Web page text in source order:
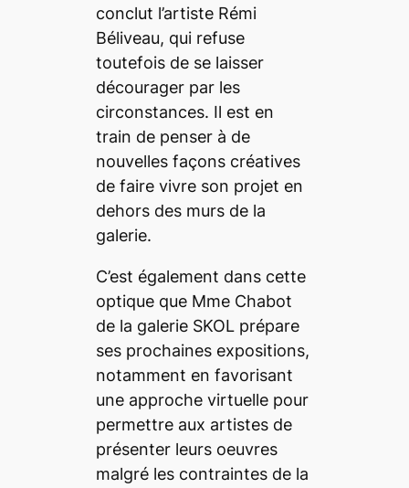
conclut l’artiste Rémi
Béliveau, qui refuse
toutefois de se laisser
décourager par les
circonstances. Il est en
train de penser à de
nouvelles façons créatives
de faire vivre son projet en
dehors des murs de la
galerie.
C’est également dans cette
optique que Mme Chabot
de la galerie SKOL prépare
ses prochaines expositions,
notamment en favorisant
une approche virtuelle pour
permettre aux artistes de
présenter leurs oeuvres
malgré les contraintes de la